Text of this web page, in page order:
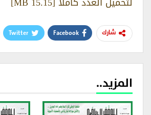
شارك Facebook
Twitter
المزيد..